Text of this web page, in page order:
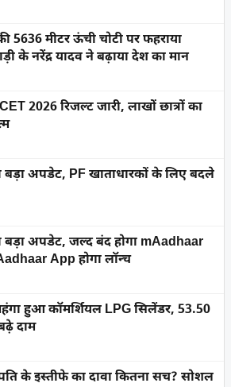
5636 मीटर ऊंची चोटी पर फहराया
के नरेंद्र यादव ने बढ़ाया देश का मान
2026 रिजल्ट जारी, लाखों छात्रों का
बड़ा अपडेट, PF खाताधारकों के लिए बदले
बड़ा अपडेट, जल्द बंद होगा mAadhaar
App होगा लॉन्च
हुआ कॉमर्शियल LPG सिलेंडर, 53.50
दाम
के इस्तीफे का दावा कितना सच? सोशल